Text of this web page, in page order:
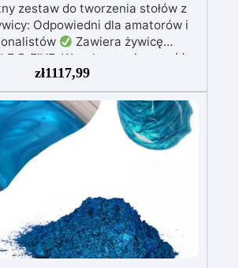
zestaw do tworzenia stołów z
Odpowiedni dla amatorów i
Zawiera żywicę
5-FIVE: Wysoka przejrzystość,
i nieżółknąca, idealna
do 5 cm
Materiały do
Środek odklejający „Shiny
silikon dla doskonałego
Profesjonalny zestaw polerski:
i pasta EpoxyPolish dla
wykończenia
rozmiarów stołów: Beginner
Pro (0,6 m²), XXL (1,3 m²), w
od Twoich potrzeb
zł1117,99